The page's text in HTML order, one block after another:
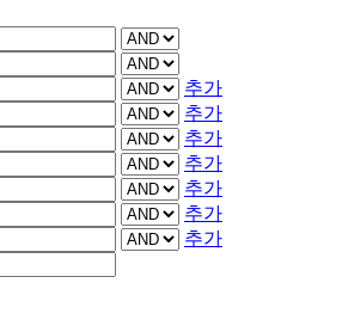
추가
추가
추가
추가
추가
추가
추가